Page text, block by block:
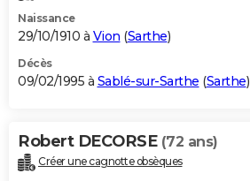
Naissance
29/10/1910 à Vion (Sarthe)
Décès
09/02/1995 à Sablé-sur-Sarthe (Sarthe)
Robert DECORSE (72 ans)
Créer une cagnotte obsèques